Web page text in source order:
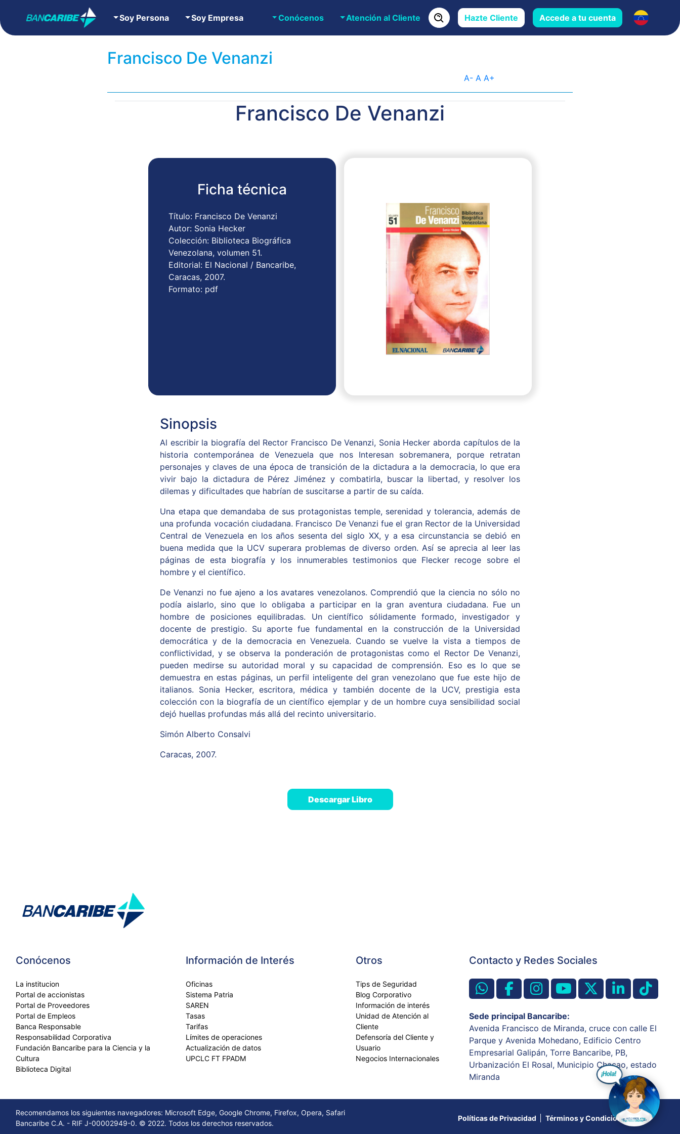
Soy Persona Soy Empresa Conócenos Atención al Cliente Hazte Cliente Accede a tu cuenta
Francisco De Venanzi
A- A A+
Francisco De Venanzi
Ficha técnica
Título: Francisco De Venanzi
Autor: Sonia Hecker
Colección: Biblioteca Biográfica
Venezolana, volumen 51.
Editorial: El Nacional / Bancaribe,
Caracas, 2007.
Formato: pdf
Sinopsis
Al escribir la biografía del Rector Francisco De Venanzi, Sonia Hecker aborda capítulos de la
historia contemporánea de Venezuela que nos Interesan sobremanera, porque retratan
personajes y claves de una época de transición de la dictadura a la democracia, lo que era
vivir bajo la dictadura de Pérez Jiménez y combatirla, buscar la libertad, y resolver los
dilemas y dificultades que habrían de suscitarse a partir de su caída.
Una etapa que demandaba de sus protagonistas temple, serenidad y tolerancia, además de
una profunda vocación ciudadana. Francisco De Venanzi fue el gran Rector de la Universidad
Central de Venezuela en los años sesenta del siglo XX, y a esa circunstancia se debió en
buena medida que la UCV superara problemas de diverso orden. Así se aprecia al leer las
páginas de esta biografía y los innumerables testimonios que Flecker recoge sobre el
hombre y el científico.
De Venanzi no fue ajeno a los avatares venezolanos. Comprendió que la ciencia no sólo no
podía aislarlo, sino que lo obligaba a participar en la gran aventura ciudadana. Fue un
hombre de posiciones equilibradas. Un científico sólidamente formado, investigador y
docente de prestigio. Su aporte fue fundamental en la construcción de la Universidad
democrática y de la democracia en Venezuela. Cuando se vuelve la vista a tiempos de
conflictividad, y se observa la ponderación de protagonistas como el Rector De Venanzi,
pueden medirse su autoridad moral y su capacidad de comprensión. Eso es lo que se
demuestra en estas páginas, un perfil inteligente del gran venezolano que fue este hijo de
italianos. Sonia Hecker, escritora, médica y también docente de la UCV, prestigia esta
colección con la biografía de un científico ejemplar y de un hombre cuya sensibilidad social
dejó huellas profundas más allá del recinto universitario.
Simón Alberto Consalvi
Caracas, 2007.
Descargar Libro
Conócenos
La institucion
Portal de accionistas
Portal de Proveedores
Portal de Empleos
Banca Responsable
Responsabilidad Corporativa
Fundación Bancaribe para la Ciencia y la
Cultura
Biblioteca Digital
Información de Interés
Oficinas
Sistema Patria
SAREN
Tasas
Tarifas
Límites de operaciones
Actualización de datos
UPCLC FT FPADM
Otros
Tips de Seguridad
Blog Corporativo
Información de interés
Unidad de Atención al
Cliente
Defensoría del Cliente y
Usuario
Negocios Internacionales
Contacto y Redes Sociales
Sede principal Bancaribe:
Avenida Francisco de Miranda, cruce con calle El
Parque y Avenida Mohedano, Edificio Centro
Empresarial Galipán, Torre Bancaribe, PB,
Urbanización El Rosal, Municipio Chacao, estado
Miranda
Recomendamos los siguientes navegadores: Microsoft Edge, Google Chrome, Firefox, Opera, Safari
Bancaribe C.A. - RIF J-00002949-0. © 2022. Todos los derechos reservados.
Políticas de Privacidad Términos y Condiciones